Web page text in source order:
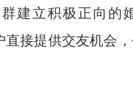
建立积极正向的
接提供交友机会，